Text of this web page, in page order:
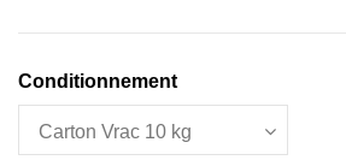
Conditionnement